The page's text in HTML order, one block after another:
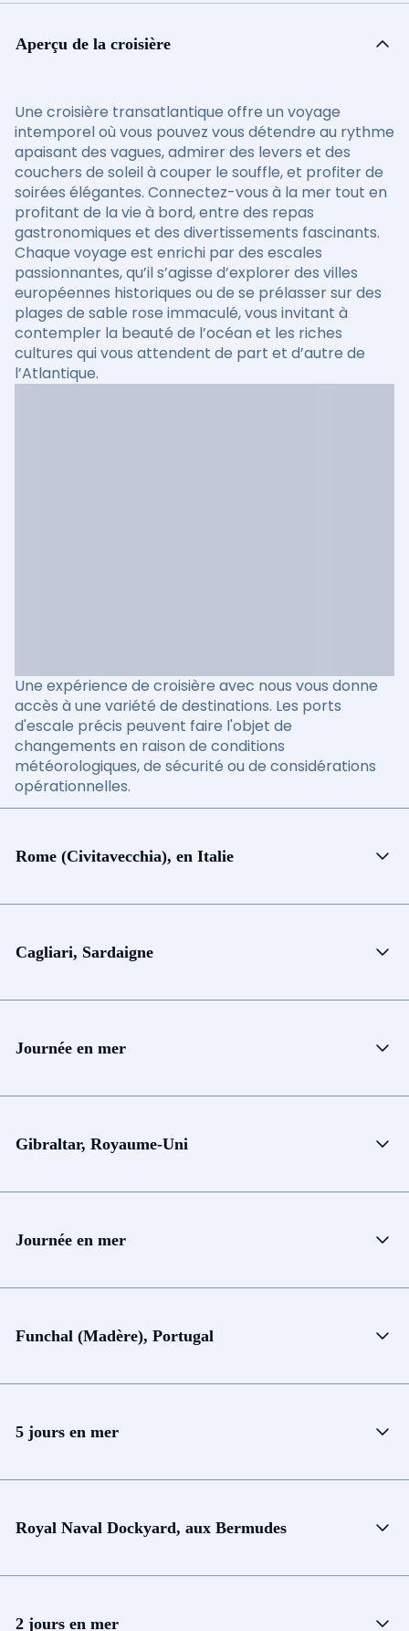
Aperçu de la croisière
Une croisière transatlantique offre un voyage
intemporel où vous pouvez vous détendre au rythme
apaisant des vagues, admirer des levers et des
couchers de soleil à couper le souffle, et profiter de
soirées élégantes. Connectez-vous à la mer tout en
profitant de la vie à bord, entre des repas
gastronomiques et des divertissements fascinants.
Chaque voyage est enrichi par des escales
passionnantes, qu’il s’agisse d’explorer des villes
européennes historiques ou de se prélasser sur des
plages de sable rose immaculé, vous invitant à
contempler la beauté de l’océan et les riches
cultures qui vous attendent de part et d’autre de
l’Atlantique.
Une expérience de croisière avec nous vous donne
accès à une variété de destinations. Les ports
d'escale précis peuvent faire l'objet de
changements en raison de conditions
météorologiques, de sécurité ou de considérations
opérationnelles.
Rome (Civitavecchia), en Italie
Cagliari, Sardaigne
Journée en mer
Gibraltar, Royaume-Uni
Journée en mer
Funchal (Madère), Portugal
5 jours en mer
Royal Naval Dockyard, aux Bermudes
2 jours en mer